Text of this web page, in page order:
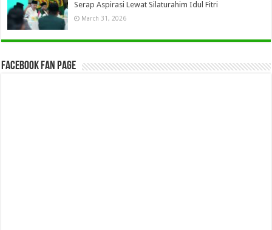
Serap Aspirasi Lewat Silaturahim Idul Fitri
March 31, 2026
Facebook Fan Page